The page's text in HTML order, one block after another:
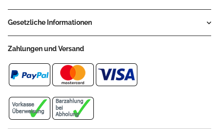
Gesetzliche Informationen
Zahlungen und Versand